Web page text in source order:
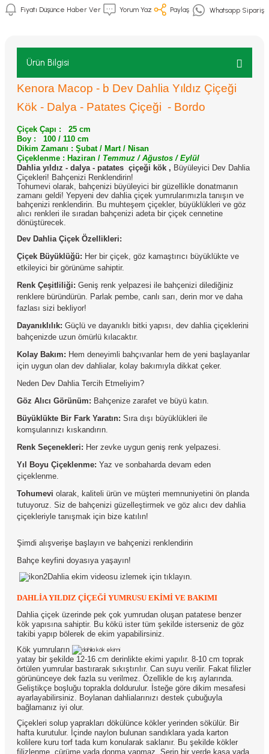
Fiyatı Düşünce Haber Ver Yorum Yaz Paylaş Whatsapp Sipariş
Ürün Bilgisi
Kenora Macop - b Dev Dahlia Yıldız Çiçeği
Kök - Dalya - Patates Çiçeği - Bordo
Çiçek Çapı : 25 cm
Boy : 100 / 110 cm
Dikim Zamanı : Şubat / Mart / Nisan
Çiçeklenme : Haziran / Temmuz / Ağustos / Eylül
Dahlia yıldız - dalya - patates çiçeği kök , Büyüleyici Dev Dahlia
Çiçekleri! Bahçenizi Renklendirin!
Tohumevi olarak, bahçenizi büyüleyici bir güzellikle donatmanın
zamanı geldi! Yepyeni dev dahlia çiçek yumrularımızla tanışın ve
bahçenizi renklendirin. Bu muhteşem çiçekler, büyüklükleri ve göz
alıcı renkleri ile sıradan bahçenizi adeta bir çiçek cennetine
dönüştürecek.
Dev Dahlia Çiçek Özellikleri:
Çiçek Büyüklüğü: Her bir çiçek, göz kamaştırıcı büyüklükte ve
etkileyici bir görünüme sahiptir.
Renk Çeşitliliği: Geniş renk yelpazesi ile bahçenizi dilediğiniz
renklere büründürün. Parlak pembe, canlı sarı, derin mor ve daha
fazlası sizi bekliyor!
Dayanıklılık: Güçlü ve dayanıklı bitki yapısı, dev dahlia çiçeklerini
bahçenizde uzun ömürlü kılacaktır.
Kolay Bakım: Hem deneyimli bahçıvanlar hem de yeni başlayanlar
için uygun olan dev dahlialar, kolay bakımıyla dikkat çeker.
Neden Dev Dahlia Tercih Etmeliyim?
Göz Alıcı Görünüm: Bahçenize zarafet ve büyü katın.
Büyüklükte Bir Fark Yaratın: Sıra dışı büyüklükleri ile
komşularınızı kıskandırın.
Renk Seçenekleri: Her zevke uygun geniş renk yelpazesi.
Yıl Boyu Çiçeklenme: Yaz ve sonbaharda devam eden
çiçeklenme.
Tohumevi olarak, kaliteli ürün ve müşteri memnuniyetini ön planda
tutuyoruz. Siz de bahçenizi güzelleştirmek ve göz alıcı dev dahlia
çiçekleriyle tanışmak için bize katılın!
Şimdi alışverişe başlayın ve bahçenizi renklendirin
Bahçe keyfini doyasıya yaşayın!
Dahlia ekim videosu izlemek için tıklayın.
DAHLİA YILDIZ ÇİÇEĞİ YUMRUSU EKİMİ VE BAKIMI
Dahlia çiçek üzerinde pek çok yumrudan oluşan patatese benzer
kök yapısına sahiptir. Bu kökü ister tüm şekilde isterseniz de göz
takibi yapıp bölerek de ekim yapabilirsiniz.
Kök yumruların
yatay bir şekilde 12-16 cm derinlikte ekimi yapılır. 8-10 cm toprak
örtülen yumrular bastırarak sıkıştırılır. Can suyu verilir. Fakat filizler
görününceye dek fazla su verilmez. Özellikle de kış aylarında.
Geliştikçe boşluğu toprakla doldurulur. İsteğe göre dikim mesafesi
ayarlayabilirsiniz. Boylanan dahlialarınızı destek çubuğuyla
bağlamanız iyi olur.
Çiçekleri solup yaprakları dökülünce kökler yerinden sökülür. Bir
hafta kurutulur. İçinde naylon bulunan sandıklara yada karton
kolilere kuru torf tada kum konularak saklanır. Bu şekilde kökler
filizlenme, çürüme yada donma yapmaz. Serin bir yerde kasa yada